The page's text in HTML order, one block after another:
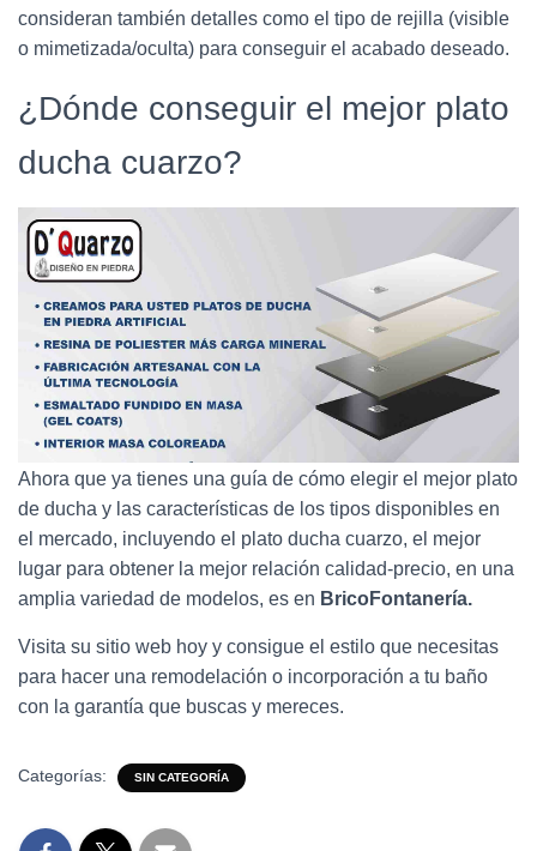
consideran también detalles como el tipo de rejilla (visible
o mimetizada/oculta) para conseguir el acabado deseado.
¿Dónde conseguir el mejor plato
ducha cuarzo?
Ahora que ya tienes una guía de cómo elegir el mejor plato
de ducha y las características de los tipos disponibles en
el mercado, incluyendo el plato ducha cuarzo, el mejor
lugar para obtener la mejor relación calidad-precio, en una
amplia variedad de modelos, es en BricoFontanería.
Visita su sitio web hoy y consigue el estilo que necesitas
para hacer una remodelación o incorporación a tu baño
con la garantía que buscas y mereces.
Categorías: SIN CATEGORÍA